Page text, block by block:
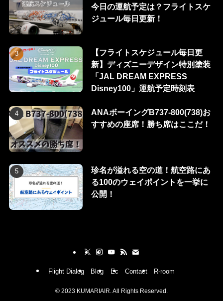
今日の運航予定は？フライトスケ
ジュール毎日更新！
【フライトスケジュール毎日更
新】ディズニーデザイン特別塗装
「JAL DREAM EXPRESS
Disney100」運航予定時刻表
ANAボーイングB737-800(738)お
すすめの座席！勝ち席はここだ！
珍名が溢れる空の道！航空路にあ
る100のウェイポイントを一挙に
公開！
Flight Dialog Blog Ec Contact R-room
© 2023 KUMARIAIR. All Rights Reserved.